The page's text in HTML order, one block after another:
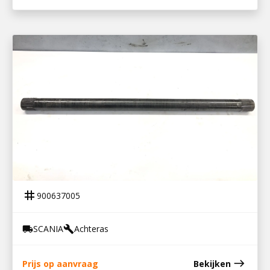
STEEKAS S 500
tag 900637005
local_shippingSCANIAbuildAchteras
Prijs op aanvraag Bekijken east